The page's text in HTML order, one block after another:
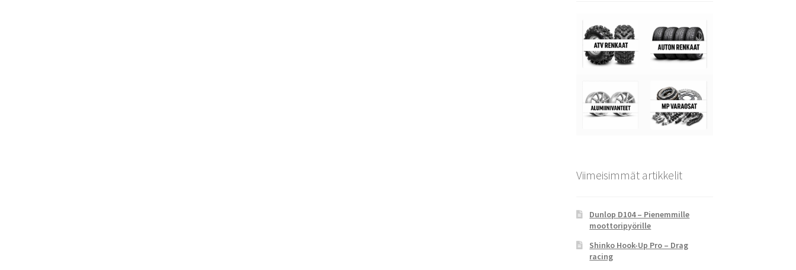
Viimeisimmät artikkelit
Dunlop D104 – Pienemmille
moottoripyörille
Shinko Hook-Up Pro – Drag
racing